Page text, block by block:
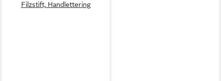
Filzstift, Handlettering